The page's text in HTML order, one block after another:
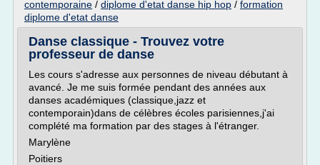
contemporaine / diplome d'etat danse hip hop / formation
diplome d'etat danse
Danse classique - Trouvez votre
professeur de danse
Les cours s'adresse aux personnes de niveau débutant à
avancé. Je me suis formée pendant des années aux
danses académiques (classique,jazz et
contemporain)dans de célèbres écoles parisiennes,j'ai
complété ma formation par des stages à l'étranger.
Marylène
Poitiers